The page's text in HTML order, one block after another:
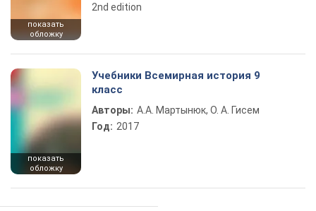
показать
обложку
2nd edition
показать
обложку
Учебники Всемирная история 9
класс
Авторы: А.А. Мартынюк, О. А. Гисем
Год: 2017